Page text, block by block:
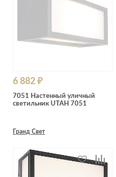
6 882 ₽
7051 Настенный уличный
светильник UTAH 7051
Гранд Свет